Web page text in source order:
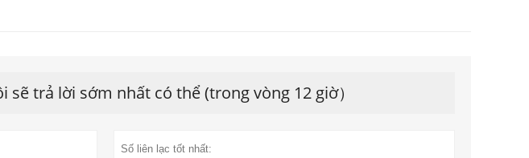
sẽ trả lời sớm nhất có thể (trong vòng 12 giờ）